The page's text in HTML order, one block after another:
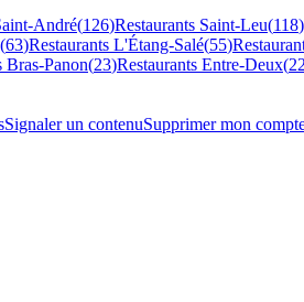
André(126)Restaurants Saint-Leu(118)
(63)Restaurants L'Étang-Salé(55)
Bras-Panon(23)Restaurants Entre-Deux(22
Signaler un contenuSupprimer mon